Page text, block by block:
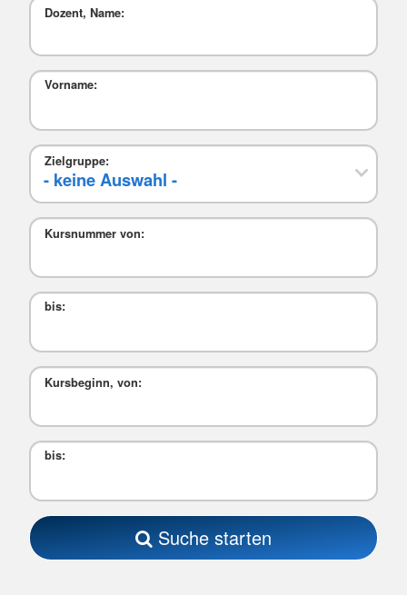
Dozent, Name:
Vorname:
Zielgruppe:
Kursnummer von:
bis:
Kursbeginn, von:
bis:
Suche starten